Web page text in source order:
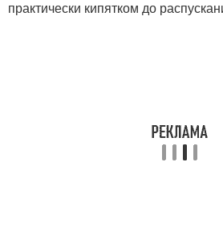
практически кипятком до